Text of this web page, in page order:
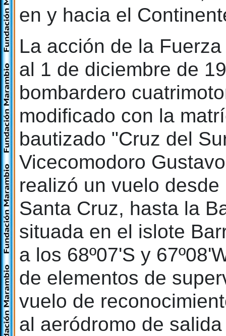
en y hacia el
La acción de la
al 1 de diciembre de
bombardero
modificado con la
bautizado "Cruz del
Vicecomodoro
realizó un vuelo
Santa Cruz, hasta la
situada en el islote
a los 68º07'S y
de elementos de
vuelo de
al aeródromo de